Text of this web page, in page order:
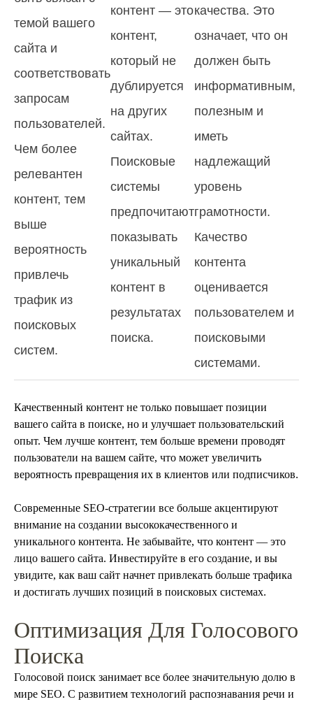
темой вашего
сайта и
соответствовать
запросам
пользователей.
Чем более
релевантен
контент, тем
выше
вероятность
привлечь
трафик из
поисковых
систем.
контент — это
контент,
который не
дублируется
на других
сайтах.
Поисковые
системы
предпочитают
показывать
уникальный
контент в
результатах
поиска.
качества. Это
означает, что он
должен быть
информативным,
полезным и
иметь
надлежащий
уровень
грамотности.
Качество
контента
оценивается
пользователем и
поисковыми
системами.
Качественный контент не только повышает позиции
вашего сайта в поиске, но и улучшает пользовательский
опыт. Чем лучше контент, тем больше времени проводят
пользователи на вашем сайте, что может увеличить
вероятность превращения их в клиентов или подписчиков.
Современные SEO-стратегии все больше акцентируют
внимание на создании высококачественного и
уникального контента. Не забывайте, что контент — это
лицо вашего сайта. Инвестируйте в его создание, и вы
увидите, как ваш сайт начнет привлекать больше трафика
и достигать лучших позиций в поисковых системах.
Оптимизация Для Голосового
Поиска
Голосовой поиск занимает все более значительную долю в
мире SEO. С развитием технологий распознавания речи и